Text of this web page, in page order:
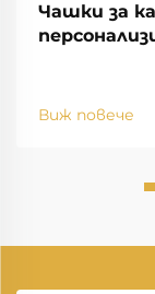
Чашки за
Виж повече